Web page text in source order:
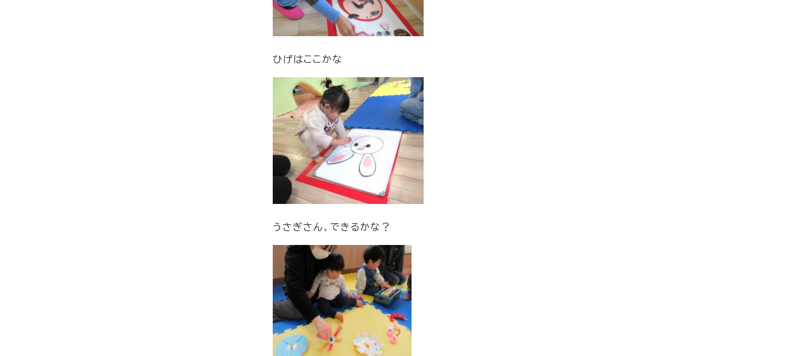
ひげはここかな
うさぎさん、できるかな？